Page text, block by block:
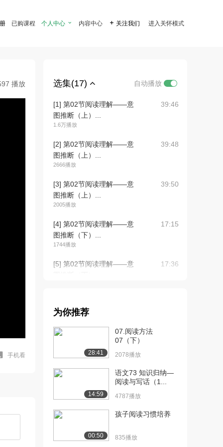
已购课程 个人中心  内容中心  关注我们 进入关怀模式
播放
手机看
选集(17) 自动播放
[1] 第02节阅读理解——意
图推断（上）...
1.6万播放
39:46
[2] 第02节阅读理解——意
图推断（上）...
2666播放
39:48
[3] 第02节阅读理解——意
图推断（上）...
2005播放
39:50
[4] 第02节阅读理解——意
图推断（下）...
1744播放
17:15
[5] 第02节阅读理解——意
17:36
图推断（下）...
[7] 第03节阅读理解——强
化训练1（上...
[8] 第03节阅读理解——强
化训练1（中...
39:57
化训练1（下...
为你推荐
28:41
07.阅读方法
07（下）
2078播放
14:59
语文73 知识归纳—
阅读与写话（1...
4787播放
00:50
孩子阅读习惯培养
835播放